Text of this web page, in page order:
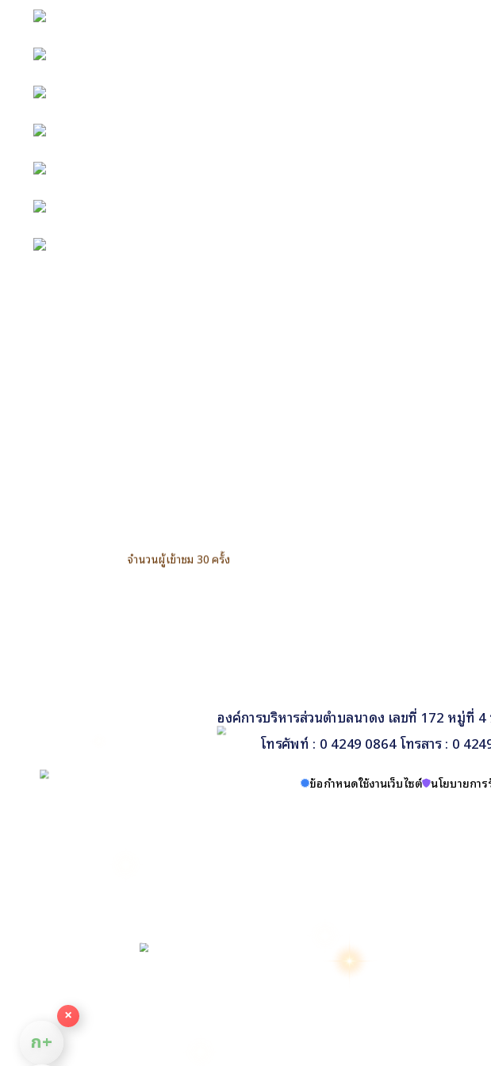
จำนวนผู้เข้าชม 30 ครั้ง
องค์การบริหารส่วนตำบลนาดง เลขที่ 172 หมู่ที่
โทรศัพท์ : 0 4249 0864 โทรสาร : 0
ข้อกำหนดใช้งานเว็บไซต์ นโยบายกา
×
ก+